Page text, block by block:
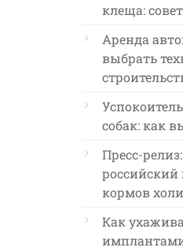
клеща:
Аренда
выбрать
собак: как
Пресс-
российский
кормов
Как